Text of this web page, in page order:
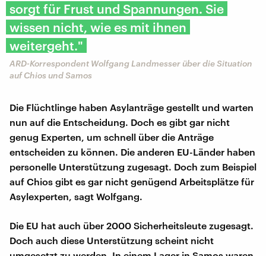
sorgt für Frust und Spannungen. Sie
wissen nicht, wie es mit ihnen
weitergeht."
ARD-Korrespondent Wolfgang Landmesser über die Situation
auf Chios und Samos
Die Flüchtlinge haben Asylanträge gestellt und warten
nun auf die Entscheidung. Doch es gibt gar nicht
genug Experten, um schnell über die Anträge
entscheiden zu können. Die anderen EU-Länder haben
personelle Unterstützung zugesagt. Doch zum Beispiel
auf Chios gibt es gar nicht genügend Arbeitsplätze für
Asylexperten, sagt Wolfgang.
Die EU hat auch über 2000 Sicherheitsleute zugesagt.
Doch auch diese Unterstützung scheint nicht